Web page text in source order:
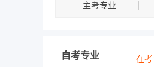
主考专业
自考专业 在